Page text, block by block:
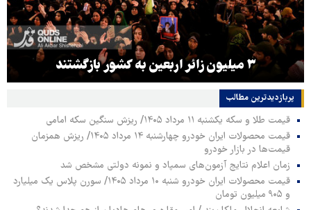
۳ میلیون زائر اربعین به کشور بازگشتند
پربازدیدترین‌ مطالب
قیمت طلا و سکه یکشنبه ۱۱ مرداد ۱۴۰۵/ ریزش سنگین سکه امامی
قیمت محصولات ایران خودرو چهارشنبه ۱۴ مرداد ۱۴۰۵/ ریزش همزمان
قیمت‌ها در بازار خودرو
زمان اعلام نتایج آزمون‌های سمپاد و نمونه دولتی مشخص شد
قیمت محصولات ایران خودرو شنبه ۱۰ مرداد ۱۴۰۵/ سورن پلاس یک میلیارد
و ۹۰۵ میلیون تومان